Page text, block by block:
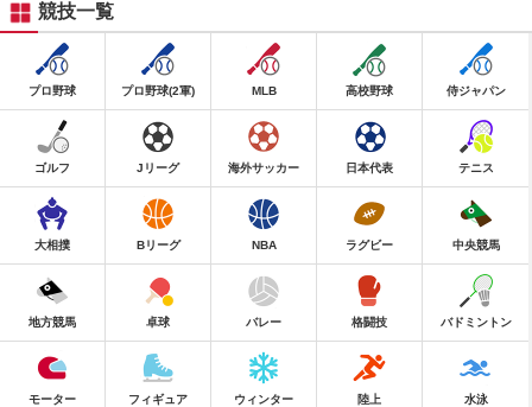
競技一覧
プロ野球 プロ野球(2軍) MLB 高校野球 侍ジャパン
ゴルフ Jリーグ 海外サッカー 日本代表 テニス
大相撲 Bリーグ NBA ラグビー 中央競馬
地方競馬 卓球 バレー 格闘技 バドミントン
モーター フィギュア ウィンター 陸上 水泳